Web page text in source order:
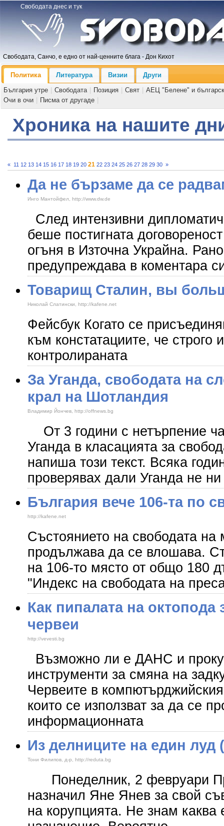
Свободата днес и тук
Свободата, Санчо, е едно от най-ценните блага - Дон Кихот
Политика Литература Визии
Други
България утре
Свободата Позиция Свят
АЕЦ "Белене" и
Очи в очи
Писма от другаде
Хроника на нашите
« 11 12 13 14 15 16 17 18 19 20 21 22 23 24 25 26 27 28 29 30 »
Да не бързаме да се
Инго Мантойфел, http://www.dw.de
След интензивни
беше постигната
огъня в Източна Украйна.
предупреждава в коментара
Товарищ Сталин, вы
Николай Слатински, http://kafene.net
Фейсбук Когато се
към констатациите, че строго
контролираната
За Уганда, свободата на
крал на Шотландия
Владимир Йончев, http://offnews.bg
От 3 години с нетърпение
Уганда в класацията за
напиша този текст. Всяка
проверявах дали Уганда не
България вече 106-та по
http://kafene.net
Състоянието на свободата на
продължава да се влошава.
на 106-то място от общо 180
"Индекс на свободата на
Как пипалата на октопода
червеи
http://vevesti.bg
Възможно ли е ДАНС и
инструменти за смяна на
Червеите в
които се използват за да се
информационната
Из делниците на един луд
Тони Филипов, д-р, http://reduta.bg
Понеделник, 2 февруари
назначил Яне Янев за свой
на корупцията. Не знам каква